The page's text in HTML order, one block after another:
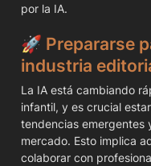
por la IA.
🚀 Prepararse
industria
La IA está cambiando
infantil, y es crucial
tendencias emergentes
mercado. Esto implica
colaborar con